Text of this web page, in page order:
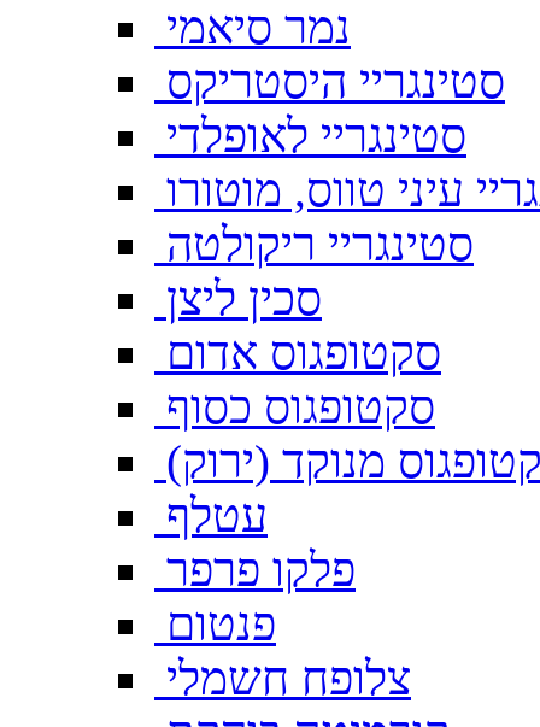
נמר סיאמי
סטינגריי היסטריקס
סטינגריי לאופלדי
עיני טווס, מוטורו
סטינגריי ריקולטה
סכין ליצן
סקטופגוס אדום
סקטופגוס כסוף
מנוקד (ירוק)
עטלף
פלקו פרפר
פנטום
צלופח חשמלי